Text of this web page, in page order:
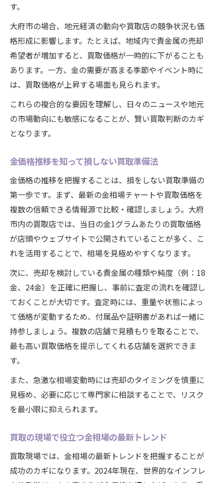
す。
大府市の場合、地元経済の動向や買取店の競争状況も価
格形成に影響します。たとえば、地域内で貴金属の売却
希望者が増加すると、買取価格が一時的に下がることも
あります。一方、金の需要が高まる季節やイベント時に
は、買取価格が上昇する場面も見られます。
これらの複合的な要因を理解し、日々のニュースや地元
の市場動向にも敏感になることが、賢い買取判断のカギ
となります。
金価格推移を知って損しない買取準備法
金価格の推移を把握することは、損をしない買取準備の
第一歩です。まず、最新の金相場チャートや買取価格を
複数の信頼できる情報源で比較・確認しましょう。大府
市内の買取店では、当日の金1グラムあたりの買取価格
が店頭やウェブサイトで公開されていることが多く、こ
れを活用することで、相場を見極めやすくなります。
次に、売却を検討している貴金属の種類や純度（例：18
金、24金）を正確に把握し、事前に査定の流れを確認し
ておくことが大切です。査定時には、重量や状態によっ
て価格が変動するため、付属品や証明書があれば一緒に
持参しましょう。複数の店舗で見積もりを取ることで、
最も高い買取価格を提示してくれる店舗を選択できま
す。
また、急激な相場変動時には売却のタイミングを慎重に
見極め、必要に応じて専門家に相談することで、リスク
を最小限に抑えられます。
買取の現場で役立つ金相場の最新トレンド
買取現場では、金相場の最新トレンドを把握することが
成功のカギになります。2024年現在、世界的なインフレ